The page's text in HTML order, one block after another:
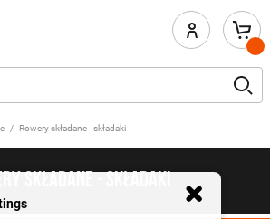
Rowery składane - składaki